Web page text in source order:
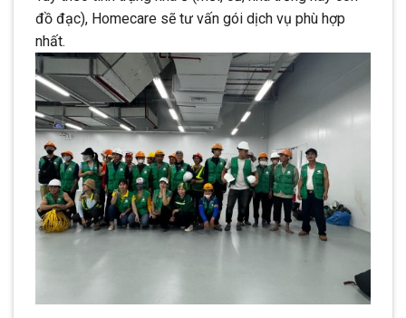
đồ đạc), Homecare sẽ tư vấn gói dịch vụ phù hợp
nhất.